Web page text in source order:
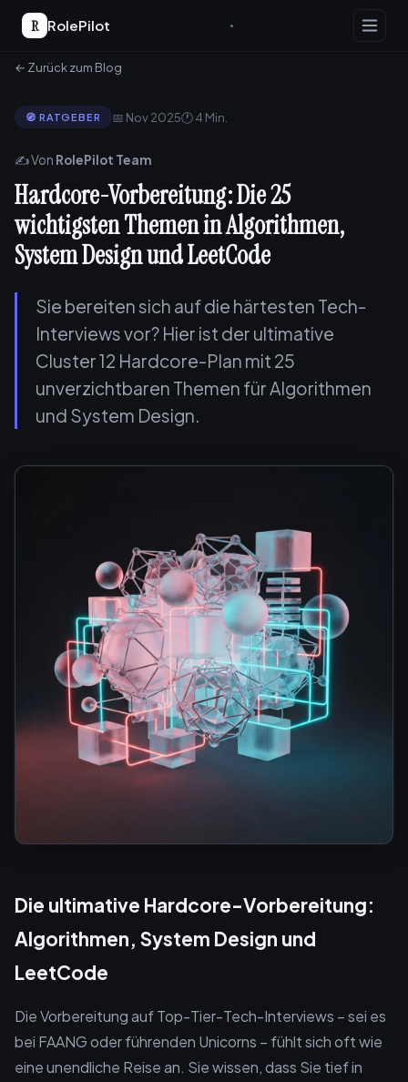
R RolePilot
← Zurück zum Blog
🧭 RATGEBER 📅 Nov 2025🕐 4 Min.
✍️ Von RolePilot Team
Hardcore-Vorbereitung: Die 25
wichtigsten Themen in Algorithmen,
System Design und LeetCode
Sie bereiten sich auf die härtesten Tech-
Interviews vor? Hier ist der ultimative
Cluster 12 Hardcore-Plan mit 25
unverzichtbaren Themen für Algorithmen
und System Design.
Die ultimative Hardcore-Vorbereitung:
Algorithmen, System Design und
LeetCode
Die Vorbereitung auf Top-Tier-Tech-Interviews – sei es
bei FAANG oder führenden Unicorns – fühlt sich oft wie
eine unendliche Reise an. Sie wissen, dass Sie tief in